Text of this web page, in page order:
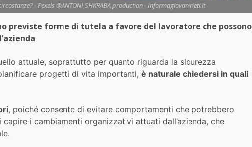
- Pexels @ANTONI SHKRABA production - Informagiovanirieti.it
previste forme di tutela a favore del lavoratore che possono
attuale, soprattutto per quanto riguarda la sicurezza
progetti di vita importanti, è naturale chiedersi in quali
, poiché consente di evitare comportamenti che potrebbero
i cambiamenti organizzativi attuati dall’azienda, che